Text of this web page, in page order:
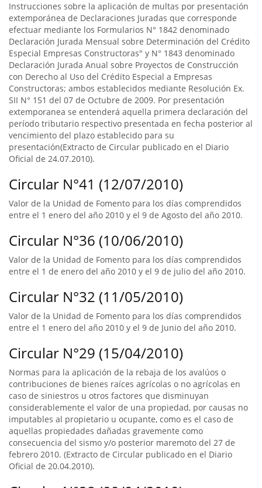
Instrucciones sobre la aplicación de multas por presentación
extemporánea de Declaraciones Juradas que corresponde
efectuar mediante los Formularios N° 1842 denominado
Declaración Jurada Mensual sobre Determinación del Crédito
Especial Empresas Constructoras" y N° 1843 denominado
Declaración Jurada Anual sobre Proyectos de Construcción
con Derecho al Uso del Crédito Especial a Empresas
Constructoras; ambos establecidos mediante Resolución Ex.
SII N° 151 del 07 de Octubre de 2009. Por presentación
extemporanea se entenderá aquella primera declaración del
período tributario respectivo presentada en fecha posterior al
vencimiento del plazo establecido para su
presentación(Extracto de Circular publicado en el Diario
Oficial de 24.07.2010).
Circular N°41 (12/07/2010)
Valor de la Unidad de Fomento para los días comprendidos
entre el 1 enero del año 2010 y el 9 de Agosto del año 2010.
Circular N°36 (10/06/2010)
Valor de la Unidad de Fomento para los días comprendidos
entre el 1 de enero del año 2010 y el 9 de julio del año 2010.
Circular N°32 (11/05/2010)
Valor de la Unidad de Fomento para los días comprendidos
entre el 1 enero del año 2010 y el 9 de Junio del año 2010.
Circular N°29 (15/04/2010)
Normas para la aplicación de la rebaja de los avalúos o
contribuciones de bienes raíces agrícolas o no agrícolas en
caso de siniestros u otros factores que disminuyan
considerablemente el valor de una propiedad, por causas no
imputables al propietario u ocupante, como es el caso de
aquellas propiedades dañadas gravemente como
consecuencia del sismo y/o posterior maremoto del 27 de
febrero 2010. (Extracto de Circular publicado en el Diario
Oficial de 20.04.2010).